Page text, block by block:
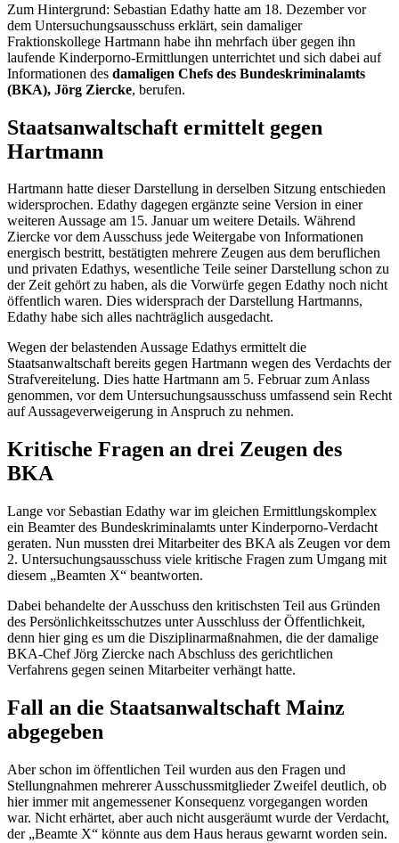
Zum Hintergrund: Sebastian Edathy hatte am 18. Dezember vor
dem Untersuchungsausschuss erklärt, sein damaliger
Fraktionskollege Hartmann habe ihn mehrfach über gegen ihn
laufende Kinderporno-Ermittlungen unterrichtet und sich dabei auf
Informationen des damaligen Chefs des Bundeskriminalamts
(BKA), Jörg Ziercke, berufen.
Staatsanwaltschaft ermittelt gegen
Hartmann
Hartmann hatte dieser Darstellung in derselben Sitzung entschieden
widersprochen. Edathy dagegen ergänzte seine Version in einer
weiteren Aussage am 15. Januar um weitere Details. Während
Ziercke vor dem Ausschuss jede Weitergabe von Informationen
energisch bestritt, bestätigten mehrere Zeugen aus dem beruflichen
und privaten Edathys, wesentliche Teile seiner Darstellung schon zu
der Zeit gehört zu haben, als die Vorwürfe gegen Edathy noch nicht
öffentlich waren. Dies widersprach der Darstellung Hartmanns,
Edathy habe sich alles nachträglich ausgedacht.
Wegen der belastenden Aussage Edathys ermittelt die
Staatsanwaltschaft bereits gegen Hartmann wegen des Verdachts der
Strafvereitelung. Dies hatte Hartmann am 5. Februar zum Anlass
genommen, vor dem Untersuchungsausschuss umfassend sein Recht
auf Aussageverweigerung in Anspruch zu nehmen.
Kritische Fragen an drei Zeugen des
BKA
Lange vor Sebastian Edathy war im gleichen Ermittlungskomplex
ein Beamter des Bundeskriminalamts unter Kinderporno-Verdacht
geraten. Nun mussten drei Mitarbeiter des BKA als Zeugen vor dem
2. Untersuchungsausschuss viele kritische Fragen zum Umgang mit
diesem „Beamten X“ beantworten.
Dabei behandelte der Ausschuss den kritischsten Teil aus Gründen
des Persönlichkeitsschutzes unter Ausschluss der Öffentlichkeit,
denn hier ging es um die Disziplinarmaßnahmen, die der damalige
BKA-Chef Jörg Ziercke nach Abschluss des gerichtlichen
Verfahrens gegen seinen Mitarbeiter verhängt hatte.
Fall an die Staatsanwaltschaft Mainz
abgegeben
Aber schon im öffentlichen Teil wurden aus den Fragen und
Stellungnahmen mehrerer Ausschussmitglieder Zweifel deutlich, ob
hier immer mit angemessener Konsequenz vorgegangen worden
war. Nicht erhärtet, aber auch nicht ausgeräumt wurde der Verdacht,
der „Beamte X“ könnte aus dem Haus heraus gewarnt worden sein.